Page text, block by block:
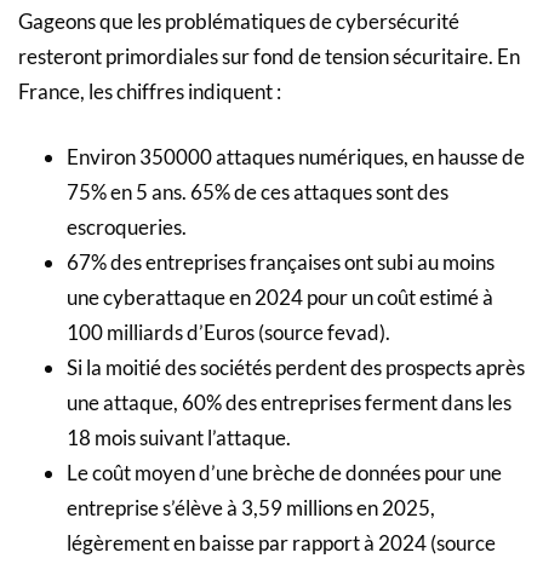
Gageons que les problématiques de cybersécurité
resteront primordiales sur fond de tension sécuritaire. En
France, les chiffres indiquent :
Environ 350000 attaques numériques, en hausse de
75% en 5 ans. 65% de ces attaques sont des
escroqueries.
67% des entreprises françaises ont subi au moins
une cyberattaque en 2024 pour un coût estimé à
100 milliards d’Euros (source fevad).
Si la moitié des sociétés perdent des prospects après
une attaque, 60% des entreprises ferment dans les
18 mois suivant l’attaque.
Le coût moyen d’une brèche de données pour une
entreprise s’élève à 3,59 millions en 2025,
légèrement en baisse par rapport à 2024 (source